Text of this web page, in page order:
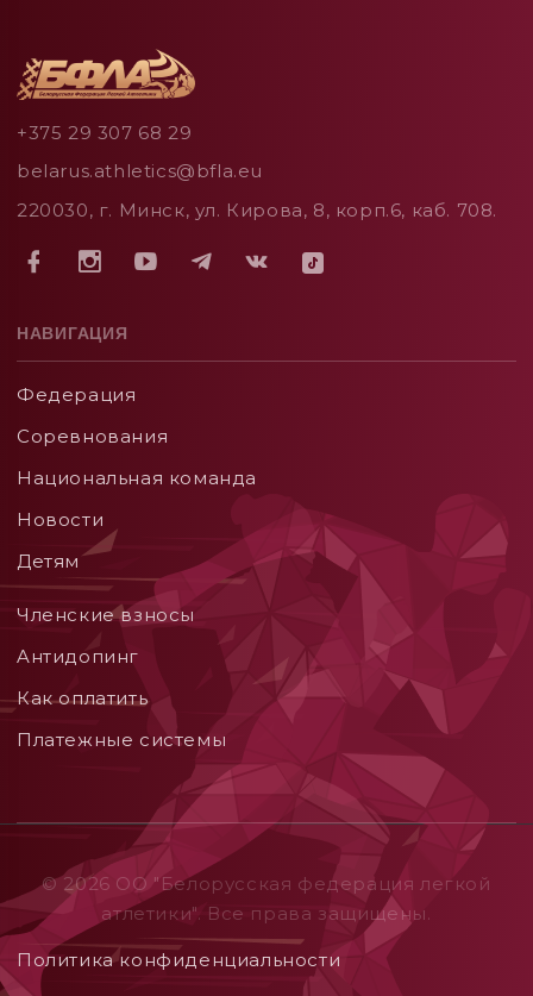
+375 29 307 68 29
belarus.athletics@bfla.eu
220030, г. Минск, ул. Кирова, 8, корп.6, каб. 708.
НАВИГАЦИЯ
Федерация
Соревнования
Национальная команда
Новости
Детям
Членские взносы
Aнтидопинг
Как оплатить
Платежные системы
© 2026 ОO "Белорусская федерация легкой
атлетики". Все права защищены.
Политика конфиденциальности